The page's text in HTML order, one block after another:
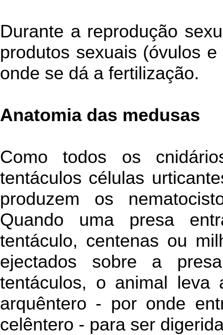
Durante a reprodução
produtos sexuais (óvulos
onde se dá a fertilização.
Anatomia das medusas
Como todos os
tentáculos células
produzem os
Quando uma presa
tentáculo, centenas ou
ejectados sobre a
tentáculos, o animal
arquêntero - por onde
celêntero - para ser